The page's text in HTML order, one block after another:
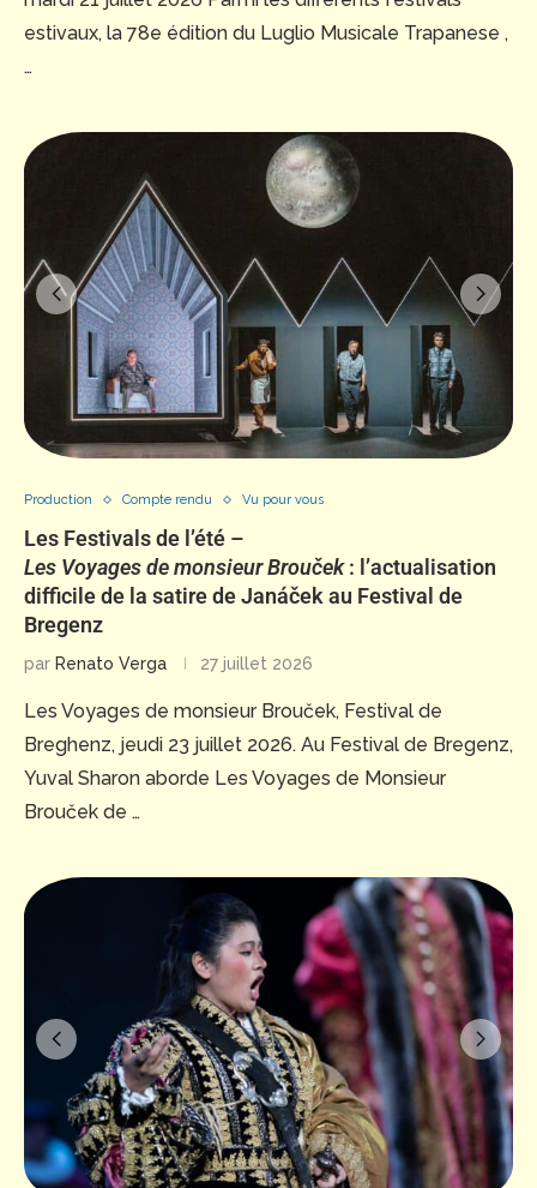
estivaux, la 78e édition du Luglio Musicale Trapanese ,
…
Production Compte rendu Vu pour vous
Les Festivals de l’été –
Les Voyages de monsieur Brouček: l’actualisation
difficile de la satire de Janáček au Festival de
Bregenz
par Renato Verga 27 juillet 2026
Les Voyages de monsieur Brouček, Festival de
Breghenz, jeudi 23 juillet 2026. Au Festival de Bregenz,
Yuval Sharon aborde Les Voyages de Monsieur
Brouček de …